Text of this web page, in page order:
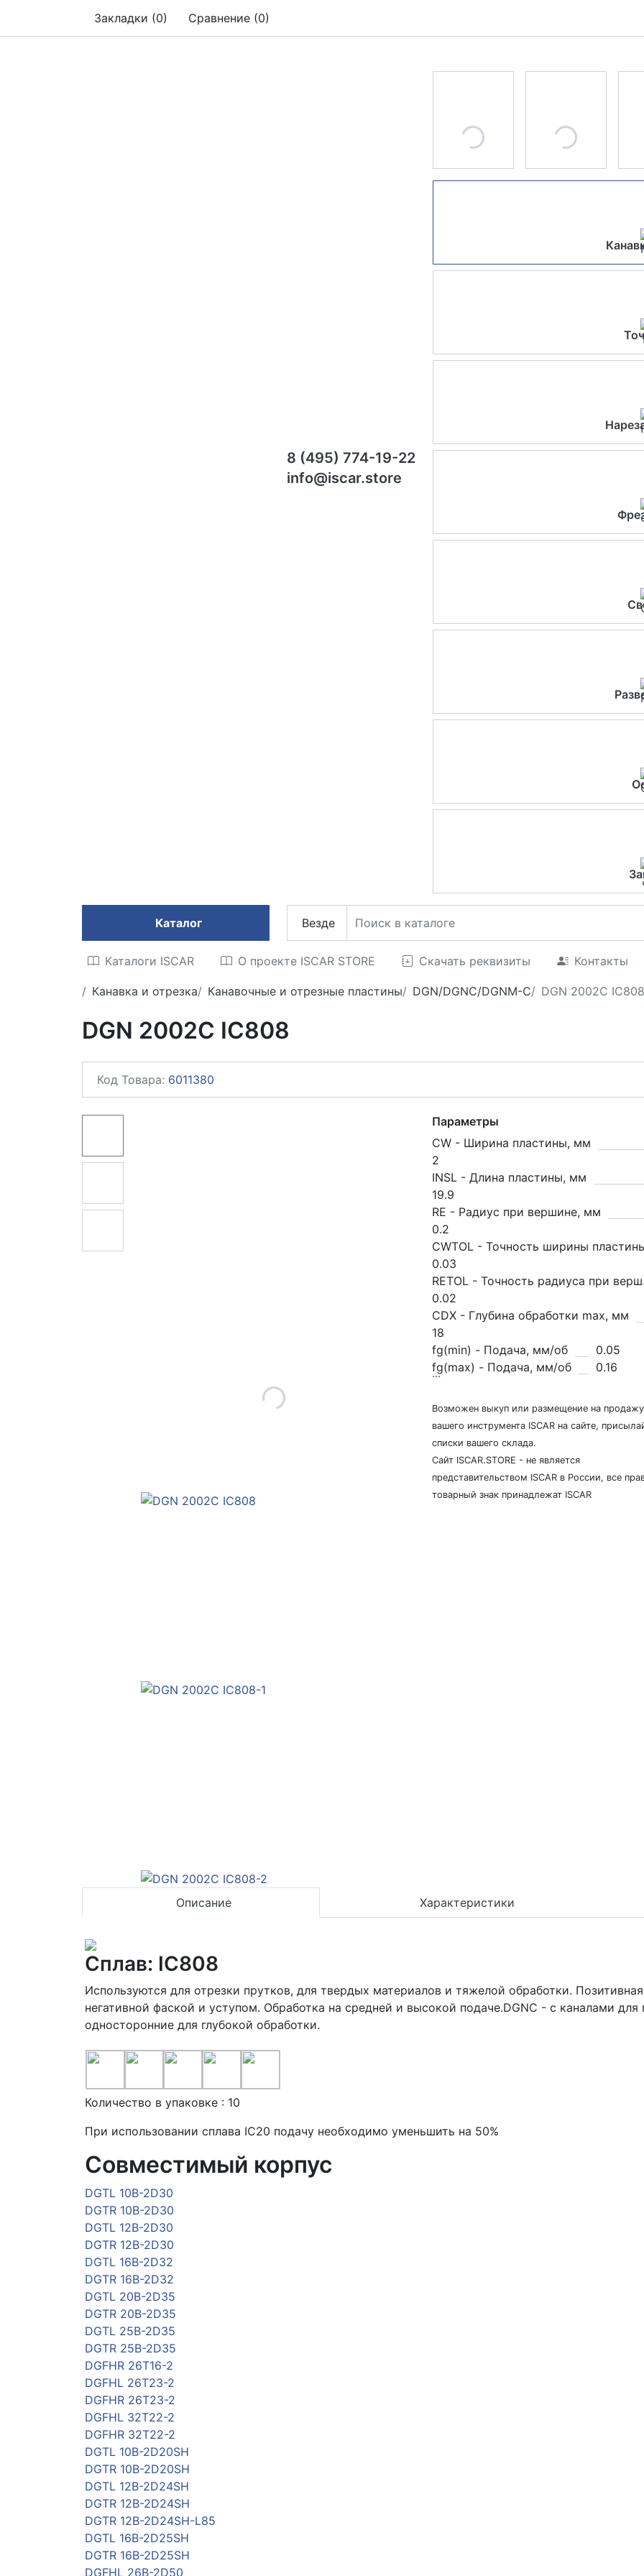
Закладки (0) Сравнение (0)
8 (495) 774-19-22
info@iscar.store
Везде
Каталог
Каталоги ISCAR О проекте ISCAR STORE Скачать реквизиты Контакты
Канавка и отрезка Канавочные и отрезные пластины DGN/DGNC/DGNM-C DGN 2002C IC808
DGN 2002C IC808
Код Товара: 6011380
Параметры
CW - Ширина пластины, мм
2
INSL - Длина пластины, мм
19.9
RE - Радиус при вершине, мм
0.2
CWTOL - Точность ширины
0.03
RETOL - Точность радиуса при верш.
0.02
CDX - Глубина обработки max, мм
18
fg(min) - Подача, мм/об
0.05
fg(max) - Подача, мм/об
0.16
...
Возможен выкуп или размещение на продажу
вашего инструмента ISCAR на сайте,
списки вашего склада.
Сайт ISCAR.STORE - не является
представительством ISCAR в России, все
товарный знак принадлежат ISCAR
Описание Характеристики
Сплав: IC808
Используются для отрезки прутков, для твердых материалов и тяжелой обработки.
негативной фаской и уступом. Обработка на средней и высокой подаче.DGNC - с каналами
односторонние для глубокой обработки.
Количество в упаковке : 10
При использовании сплава IC20 подачу необходимо уменьшить на 50%
Совместимый корпус
DGTL 10B-2D30
DGTR 10B-2D30
DGTL 12B-2D30
DGTR 12B-2D30
DGTL 16B-2D32
DGTR 16B-2D32
DGTL 20B-2D35
DGTR 20B-2D35
DGTL 25B-2D35
DGTR 25B-2D35
DGFHR 26T16-2
DGFHL 26T23-2
DGFHR 26T23-2
DGFHL 32T22-2
DGFHR 32T22-2
DGTL 10B-2D20SH
DGTR 10B-2D20SH
DGTL 12B-2D24SH
DGTR 12B-2D24SH
DGTR 12B-2D24SH-L85
DGTL 16B-2D25SH
DGTR 16B-2D25SH
DGFHL 26B-2D50